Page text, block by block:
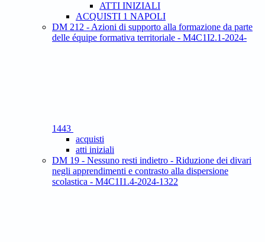
ATTI INIZIALI
ACQUISTI 1 NAPOLI
DM 212 - Azioni di supporto alla formazione da parte
delle équipe formativa territoriale - M4C1I2.1-2024-
1443
acquisti
atti iniziali
DM 19 - Nessuno resti indietro - Riduzione dei divari
negli apprendimenti e contrasto alla dispersione
scolastica - M4C1I1.4-2024-1322